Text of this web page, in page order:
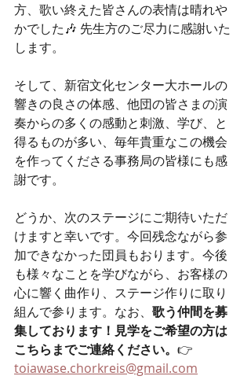
方、歌い終えた皆さんの表情は晴れや
かでした🎶 先生方のご尽力に感謝いた
します。
そして、新宿文化センター大ホールの
響きの良さの体感、他団の皆さまの演
奏からの多くの感動と刺激、学び、と
得るものが多い、毎年貴重なこの機会
を作ってくださる事務局の皆様にも感
謝です。
どうか、次のステージにご期待いただ
けますと幸いです。今回残念ながら参
加できなかった団員もおります。今後
も様々なことを学びながら、お客様の
心に響く曲作り、ステージ作りに取り
組んで参ります。なお、 歌う仲間を募
集しております！見学をご希望の方は
こちらまでご連絡ください。 👉
toiawase.chorkreis@gmail.com